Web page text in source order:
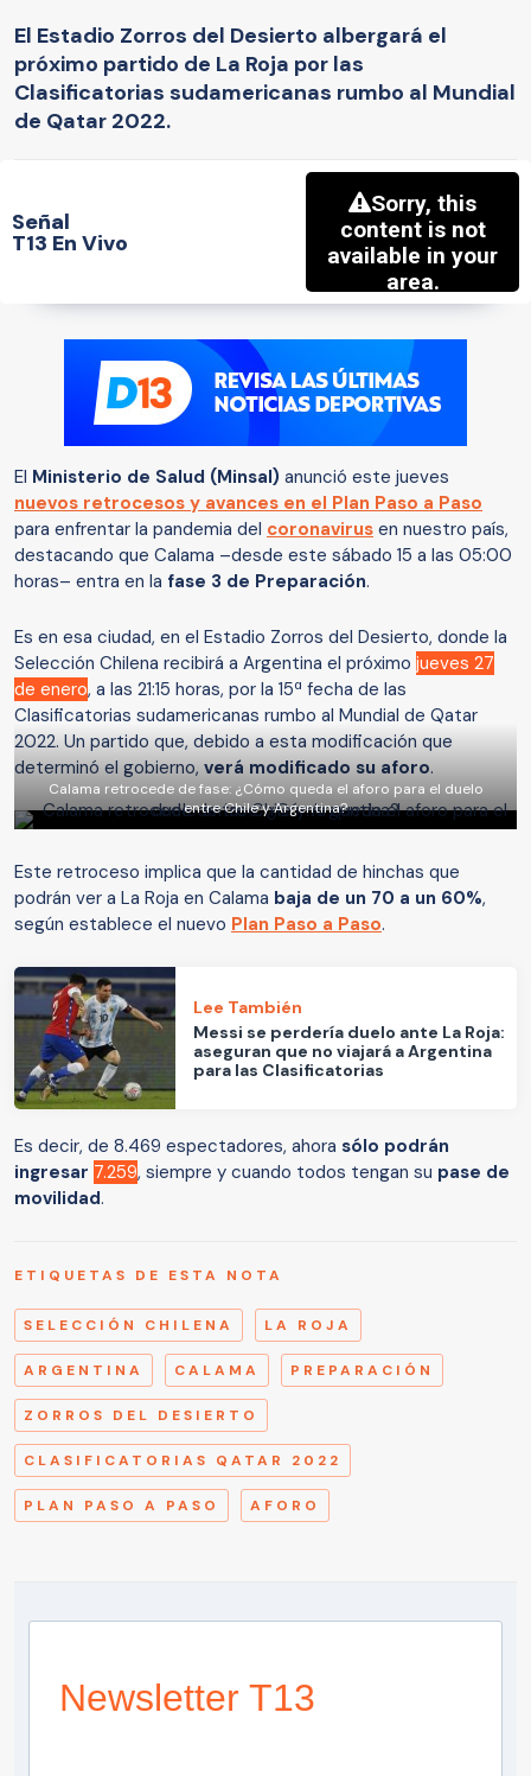
El Estadio Zorros del Desierto albergará el
próximo partido de La Roja por las
Clasificatorias sudamericanas rumbo al Mundial
de Qatar 2022.
Señal
T13 En Vivo
El Ministerio de Salud (Minsal) anunció este jueves
nuevos retrocesos y avances en el Plan Paso a Paso
para enfrentar la pandemia del coronavirus en nuestro país,
destacando que Calama –desde este sábado 15 a las 05:00
horas– entra en la fase 3 de Preparación.
Es en esa ciudad, en el Estadio Zorros del Desierto, donde la
Selección Chilena recibirá a Argentina el próximo jueves 27
de enero, a las 21:15 horas, por la 15ª fecha de las
Clasificatorias sudamericanas rumbo al Mundial de Qatar
2022. Un partido que, debido a esta modificación que
determinó el gobierno, verá modificado su aforo.
Calama retrocede de fase: ¿Cómo queda el aforo para el duelo
entre Chile y Argentina?
Este retroceso implica que la cantidad de hinchas que
podrán ver a La Roja en Calama baja de un 70 a un 60%,
según establece el nuevo Plan Paso a Paso.
Lee También
Messi se perdería duelo ante La Roja:
aseguran que no viajará a Argentina
para las Clasificatorias
Es decir, de 8.469 espectadores, ahora sólo podrán
ingresar 7.259, siempre y cuando todos tengan su pase de
movilidad.
ETIQUETAS DE ESTA NOTA
SELECCIÓN CHILENA LA ROJA
ARGENTINA CALAMA PREPARACIÓN
ZORROS DEL DESIERTO
CLASIFICATORIAS QATAR 2022
PLAN PASO A PASO AFORO
Newsletter T13